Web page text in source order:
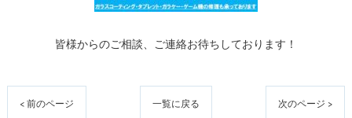
皆様からのご相談、ご連絡お待ちしております！
< 前のページ 一覧に戻る 次のページ >